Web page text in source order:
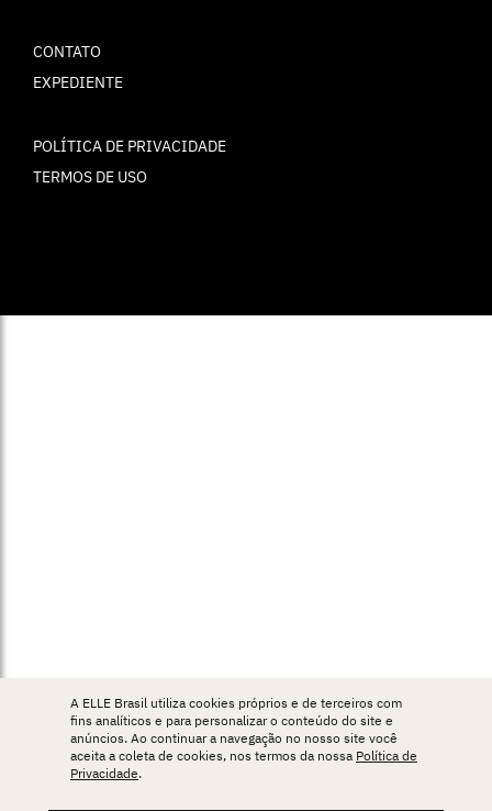
CONTATO
EXPEDIENTE
POLÍTICA DE PRIVACIDADE
TERMOS DE USO
A ELLE Brasil utiliza cookies próprios e de terceiros com
fins analíticos e para personalizar o conteúdo do site e
anúncios. Ao continuar a navegação no nosso site você
aceita a coleta de cookies, nos termos da nossa Política de
Privacidade.